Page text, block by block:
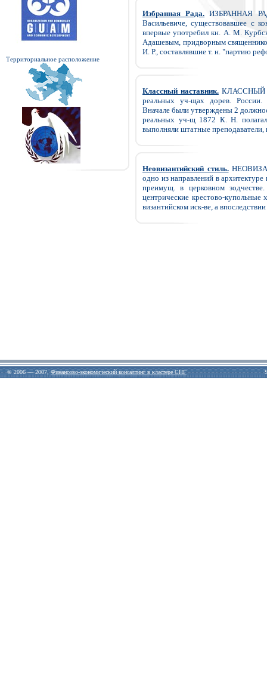
Территориальное расположение
Избранная Рада. ИЗБРАННАЯ
Васильевиче, существовавшее с
впервые употребил кн. А. М.
Адашевым, придворным
И. Р., составлявшие т. н. "партию
Классный наставник.КЛАССНЫЙ
реальных уч-щах дорев. России.
Вначале были утверждены 2
реальных уч-щ 1872 К. Н.
выполняли штатные
Неовизантийский стиль.
одно из направлений в
преимущ. в церковном
центрические крестово-
византийском иск-ве, а
© 2006 — 2007,Финансово-экономический консалтинг в кластере СНГ